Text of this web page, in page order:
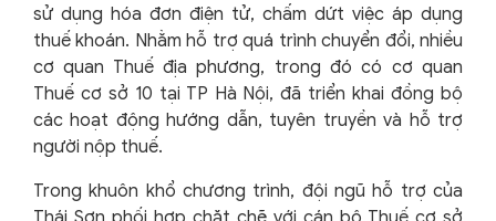
sử dụng hóa đơn điện tử, chấm dứt việc áp dụng
thuế khoán. Nhằm hỗ trợ quá trình chuyển đổi, nhiều
cơ quan Thuế địa phương, trong đó có cơ quan
Thuế cơ sở 10 tại TP Hà Nội, đã triển khai đồng bộ
các hoạt động hướng dẫn, tuyên truyền và hỗ trợ
người nộp thuế.
Trong khuôn khổ chương trình, đội ngũ hỗ trợ của